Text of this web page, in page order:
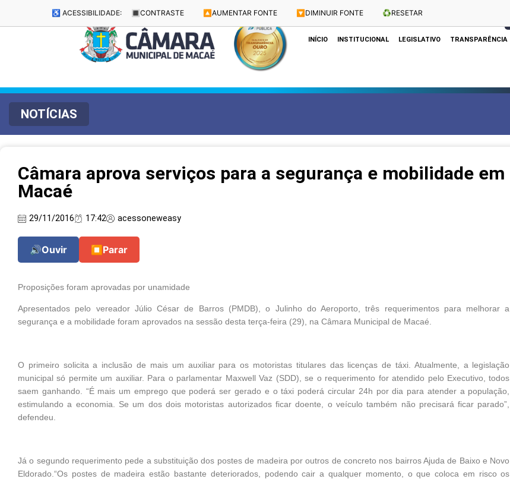
♿ ACESSIBILIDADE: 🔳 CONTRASTE 🔼 AUMENTAR FONTE 🔽 DIMINUIR FONTE ♻️RESETAR
Dias e Horários das Sessões: Terças e Quartas às 10h
INÍCIO INSTITUCIONAL LEGISLATIVO TRANSPARÊNCIA
NOTÍCIAS
Câmara aprova serviços para a segurança e mobilidade em
Macaé
29/11/2016 17:42 acessoneweasy
🔊Ouvir ⏹ Parar
Proposições foram aprovadas por unamidade
Apresentados pelo vereador Júlio César de Barros (PMDB), o Julinho do Aeroporto, três requerimentos para melhorar a
segurança e a mobilidade foram aprovados na sessão desta terça-feira (29), na Câmara Municipal de Macaé.
O primeiro solicita a inclusão de mais um auxiliar para os motoristas titulares das licenças de táxi. Atualmente, a legislação
municipal só permite um auxiliar. Para o parlamentar Maxwell Vaz (SDD), se o requerimento for atendido pelo Executivo, todos
saem ganhando. “É mais um emprego que poderá ser gerado e o táxi poderá circular 24h por dia para atender a população,
estimulando a economia. Se um dos dois motoristas autorizados ficar doente, o veículo também não precisará ficar parado”,
defendeu.
Já o segundo requerimento pede a substituição dos postes de madeira por outros de concreto nos bairros Ajuda de Baixo e Novo
Eldorado.“Os postes de madeira estão bastante deteriorados, podendo cair a qualquer momento, o que coloca em risco os